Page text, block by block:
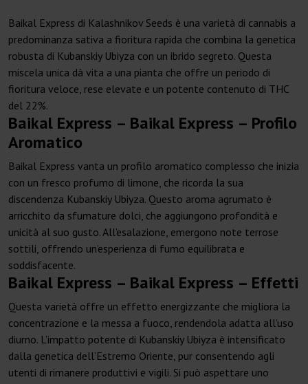
Baikal Express di Kalashnikov Seeds è una varietà di cannabis a
predominanza sativa a fioritura rapida che combina la genetica
robusta di Kubanskiy Ubiyza con un ibrido segreto. Questa
miscela unica dà vita a una pianta che offre un periodo di
fioritura veloce, rese elevate e un potente contenuto di THC
del 22%.
Baikal Express – Baikal Express – Profilo
Aromatico
Baikal Express vanta un profilo aromatico complesso che inizia
con un fresco profumo di limone, che ricorda la sua
discendenza Kubanskiy Ubiyza. Questo aroma agrumato è
arricchito da sfumature dolci, che aggiungono profondità e
unicità al suo gusto. All’esalazione, emergono note terrose
sottili, offrendo un’esperienza di fumo equilibrata e
soddisfacente.
Baikal Express – Baikal Express – Effetti
Questa varietà offre un effetto energizzante che migliora la
concentrazione e la messa a fuoco, rendendola adatta all’uso
diurno. L’impatto potente di Kubanskiy Ubiyza è intensificato
dalla genetica dell’Estremo Oriente, pur consentendo agli
utenti di rimanere produttivi e vigili. Si può aspettare uno